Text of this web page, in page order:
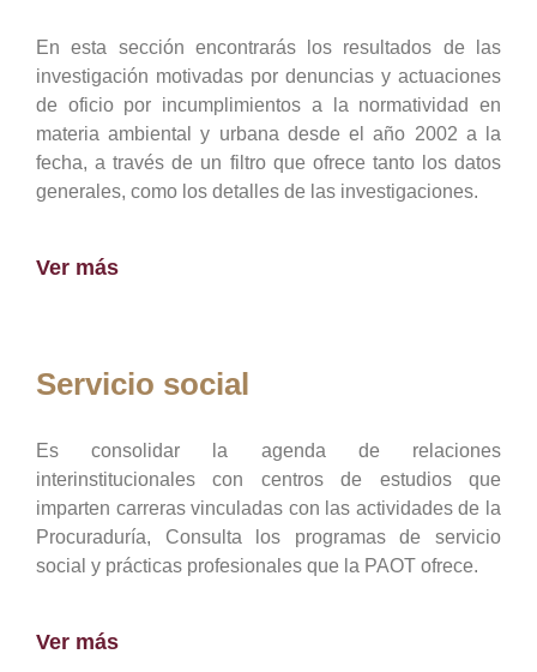
En esta sección encontrarás los resultados de las
investigación motivadas por denuncias y actuaciones
de oficio por incumplimientos a la normatividad en
materia ambiental y urbana desde el año 2002 a la
fecha, a través de un filtro que ofrece tanto los datos
generales, como los detalles de las investigaciones.
Ver más
Servicio social
Es consolidar la agenda de relaciones
interinstitucionales con centros de estudios que
imparten carreras vinculadas con las actividades de la
Procuraduría, Consulta los programas de servicio
social y prácticas profesionales que la PAOT ofrece.
Ver más